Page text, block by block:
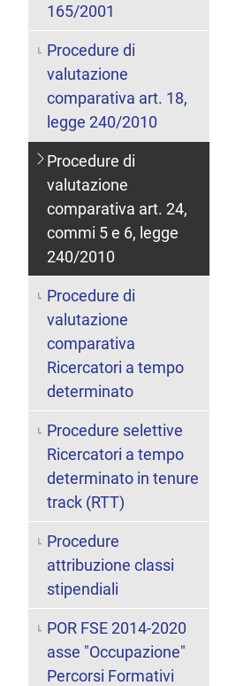
165/2001
Procedure di
valutazione
comparativa art. 18,
legge 240/2010
Procedure di
valutazione
comparativa art. 24,
commi 5 e 6, legge
240/2010
Procedure di
valutazione
comparativa
Ricercatori a tempo
determinato
Procedure selettive
Ricercatori a tempo
determinato in tenure
track (RTT)
Procedure
attribuzione classi
stipendiali
POR FSE 2014-2020
asse "Occupazione"
Percorsi Formativi